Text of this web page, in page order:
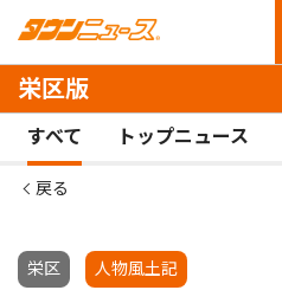
栄区版
すべて トップニュース
戻る
栄区 人物風土記